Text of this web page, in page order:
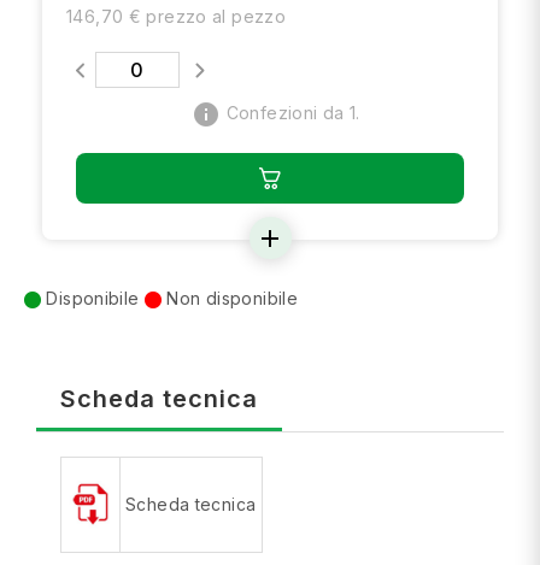
146,70 € prezzo al pezzo
info Confezioni da 1.
add
Disponibile Non disponibile
Scheda tecnica
Scheda tecnica